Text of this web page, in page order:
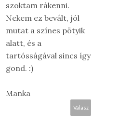
szoktam rákenni.
Nekem ez bevált, jól
mutat a színes pötyik
alatt, és a
tartósságával sincs így
gond. :)
Manka
Válasz